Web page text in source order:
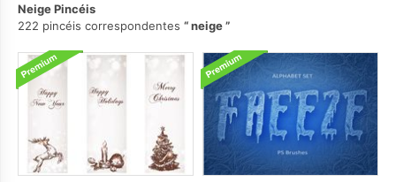
Neige Pincéis
222 pincéis correspondentes
neige